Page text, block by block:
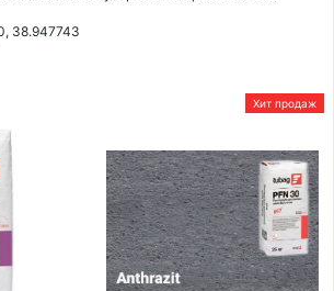
38.947743
Хит продаж